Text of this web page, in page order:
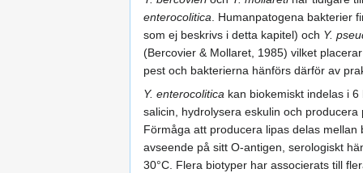
enterocolitica . Humanpatogena
som ej beskrivs i detta kapitel) och Y.
(Bercovier & Mollaret, 1985) vilket
pest och bakterierna hänförs därför av
Y. enterocolitica kan biokemiskt indelas i
salicin, hydrolysera eskulin och
Förmåga att producera lipas delas
avseende på sitt O-antigen, serologiskt
30°C. Flera biotyper har associerats till